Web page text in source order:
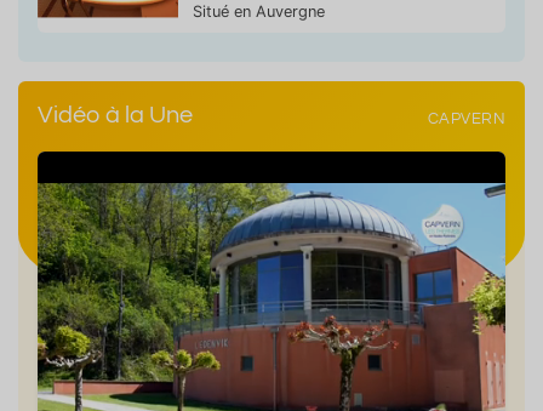
Situé en Auvergne
Vidéo à la Une CAPVERN